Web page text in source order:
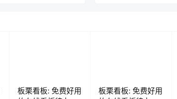
板栗看板: 免费好用
板栗看板: 免费好用